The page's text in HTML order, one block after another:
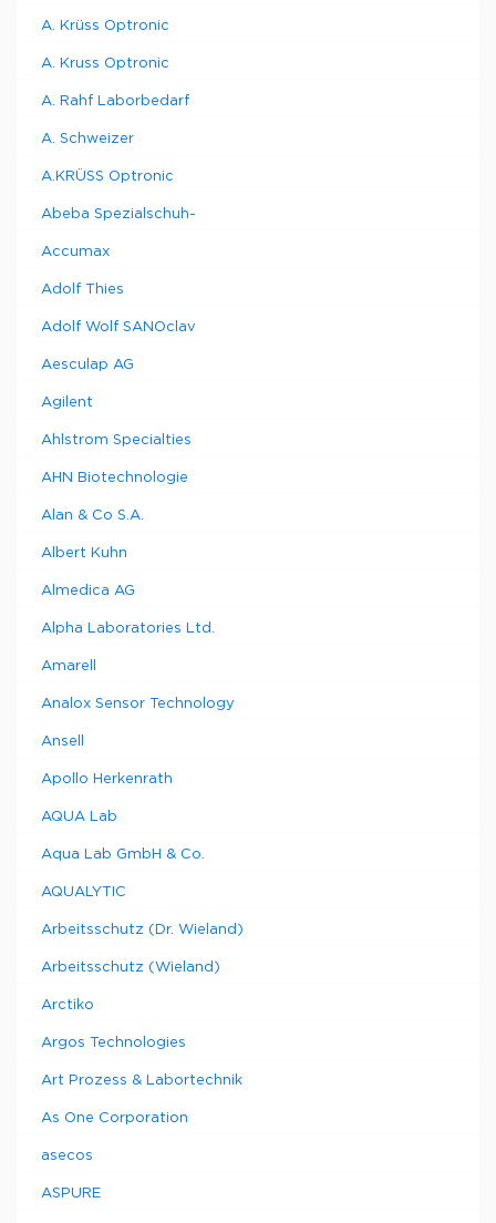
A. Krüss Optronic
A. Kruss Optronic
A. Rahf Laborbedarf
A. Schweizer
A.KRÜSS Optronic
Abeba Spezialschuh-
Accumax
Adolf Thies
Adolf Wolf SANOclav
Aesculap AG
Agilent
Ahlstrom Specialties
AHN Biotechnologie
Alan & Co S.A.
Albert Kuhn
Almedica AG
Alpha Laboratories Ltd.
Amarell
Analox Sensor Technology
Ansell
Apollo Herkenrath
AQUA Lab
Aqua Lab GmbH & Co.
AQUALYTIC
Arbeitsschutz (Dr. Wieland)
Arbeitsschutz (Wieland)
Arctiko
Argos Technologies
Art Prozess & Labortechnik
As One Corporation
asecos
ASPURE